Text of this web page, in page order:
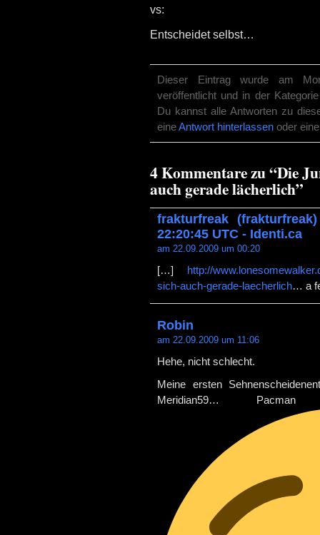
vs:
Entscheidet selbst…
Dieser Eintrag wurde am
veröffentlicht und in der
Du kannst alle Antworten zu
eineAntwort hinterlassen oder
4 Kommentare zu “Die
auch gerade lächerlich”
frakturfreak
22:20:45 UTC - Identi.ca
am 22.09.2009 um 00:20
[…]
http://
sich-auch-gerade-laecherlich… a
Robin
am 22.09.2009 um 11:06
Hehe, nicht schlecht.
Meine ersten
Meridian59…